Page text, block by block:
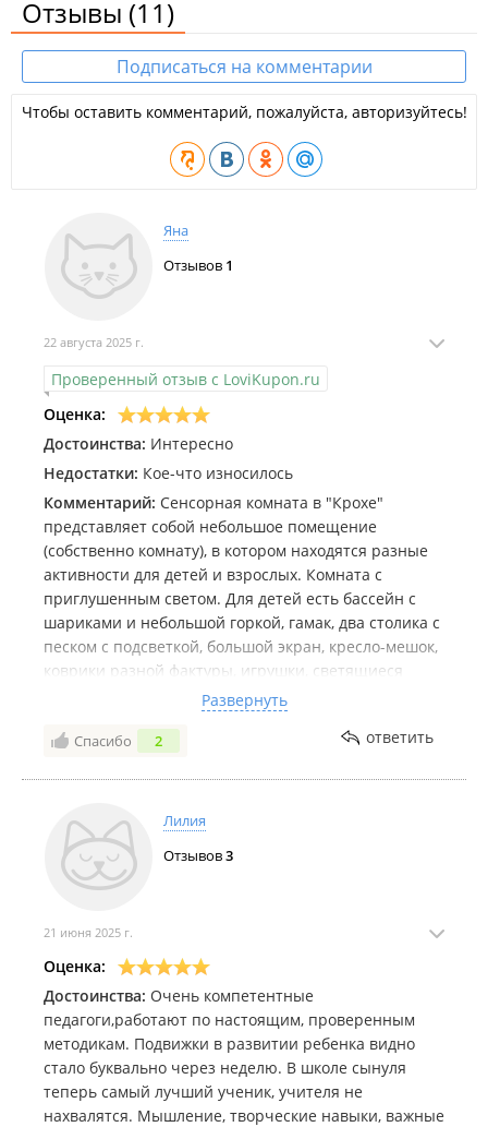
Отзывы (11)
Подписаться на комментарии
Чтобы оставить комментарий, пожалуйста, авторизуйтесь!
Яна
Отзывов 1
22 августа 2025 г.
Проверенный отзыв с LoviKupon.ru
Оценка:
Достоинства: Интересно
Недостатки: Кое-что износилось
Комментарий: Сенсорная комната в "Крохе"
представляет собой небольшое помещение
(собственно комнату), в котором находятся разные
активности для детей и взрослых. Комната с
приглушенным светом. Для детей есть бассейн с
шариками и небольшой горкой, гамак, два столика с
песком с подсветкой, большой экран, кресло-мешок,
коврики разной фактуры, игрушки, светящиеся
столбы для красоты. Для взрослых - массажное
кресло для спины, два устройства для массажа ног,
вибрационная платформа, вибрационное кресло,
Развернуть
Спасибо 2 ответить
Лилия
Отзывов3
21 июня 2025 г.
Оценка:
Достоинства: Очень компетентные
педагоги,работают по настоящим, проверенным
методикам. Подвижки в развитии ребенка видно
стало буквально через неделю. В школе сынуля
теперь самый лучший ученик, учителя не
нахвалятся. Мышление, творческие навыки, важные